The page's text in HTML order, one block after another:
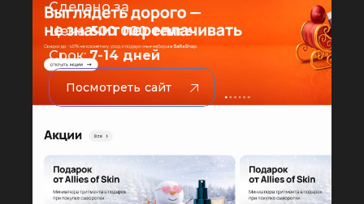
Сделано за
Цена:500 000 тенге
Срок:7-14 дней
Посмотреть сайт